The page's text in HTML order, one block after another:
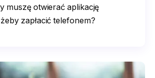
muszę otwierać aplikację
zapłacić telefonem?